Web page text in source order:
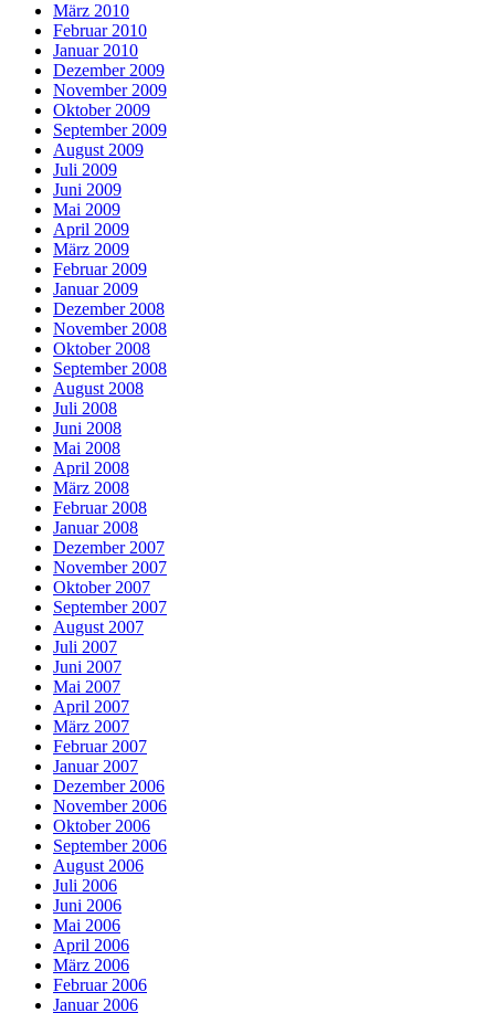
März 2010
Februar 2010
Januar 2010
Dezember 2009
November 2009
Oktober 2009
September 2009
August 2009
Juli 2009
Juni 2009
Mai 2009
April 2009
März 2009
Februar 2009
Januar 2009
Dezember 2008
November 2008
Oktober 2008
September 2008
August 2008
Juli 2008
Juni 2008
Mai 2008
April 2008
März 2008
Februar 2008
Januar 2008
Dezember 2007
November 2007
Oktober 2007
September 2007
August 2007
Juli 2007
Juni 2007
Mai 2007
April 2007
März 2007
Februar 2007
Januar 2007
Dezember 2006
November 2006
Oktober 2006
September 2006
August 2006
Juli 2006
Juni 2006
Mai 2006
April 2006
März 2006
Februar 2006
Januar 2006